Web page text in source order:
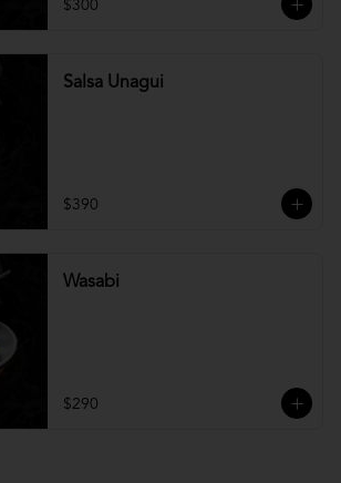
$300
Salsa Unagui
$390
Wasabi
$290